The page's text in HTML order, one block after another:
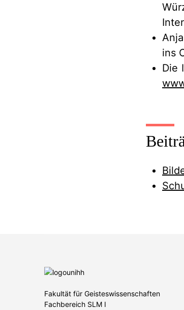
ins
Die
Fakultät für Geisteswissenschaften
Fachbereich SLM I